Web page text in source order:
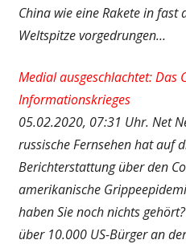
China wie eine Rakete in fast
Weltspitze vorgedrungen…
Medial ausgeschlachtet: Das
Informationskrieges
05.02.2020, 07:31 Uhr. Net
russische Fernsehen hat auf
Berichterstattung über den
amerikanische
haben Sie noch nichts
über 10.000 US-Bürger an